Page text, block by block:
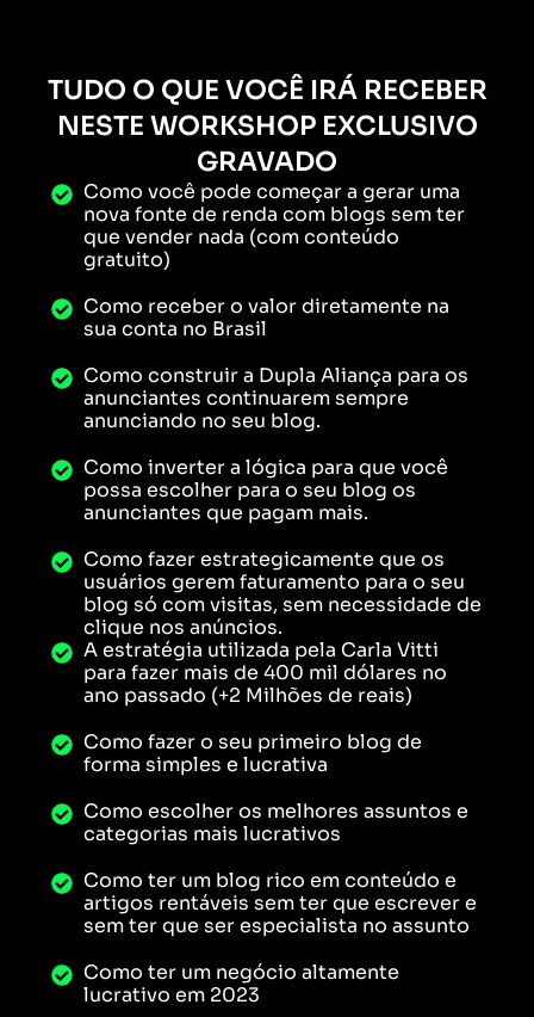
TUDO O QUE VOCÊ IRÁ RECEBER
NESTE WORKSHOP EXCLUSIVO
GRAVADO
Como você pode começar a gerar uma
nova fonte de renda com blogs sem ter
que vender nada (com conteúdo
gratuito)
Como receber o valor diretamente na
sua conta no Brasil
Como construir a Dupla Aliança para os
anunciantes continuarem sempre
anunciando no seu blog.
Como inverter a lógica para que você
possa escolher para o seu blog os
anunciantes que pagam mais.
Como fazer estrategicamente que os
usuários gerem faturamento para o seu
blog só com visitas, sem necessidade de
clique nos anúncios.
A estratégia utilizada pela Carla Vitti
para fazer mais de 400 mil dólares no
ano passado (+2 Milhões de reais)
​Como fazer o seu primeiro blog de
forma simples e lucrativa
Como escolher os melhores assuntos e
categorias mais lucrativos
Como ter um blog rico em conteúdo e
artigos rentáveis sem ter que escrever e
sem ter que ser especialista no assunto
Como ter um negócio altamente
lucrativo em 2023